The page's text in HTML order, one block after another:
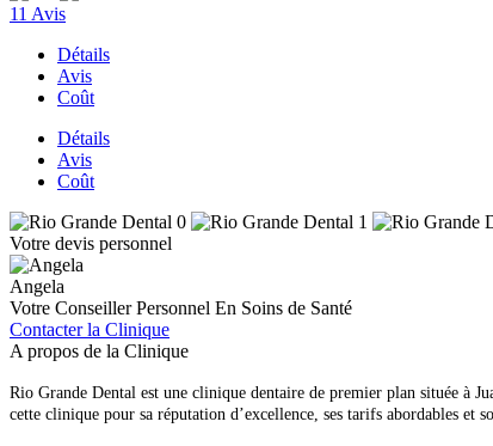
11 Avis
Détails
Avis
Coût
Détails
Avis
Coût
Votre devis personnel
Angela
Votre Conseiller Personnel En Soins de Santé
Contacter la Clinique
A propos de la Clinique
Rio Grande Dental est une clinique dentaire de premier plan située à
cette clinique pour sa réputation d’excellence, ses tarifs abordables et